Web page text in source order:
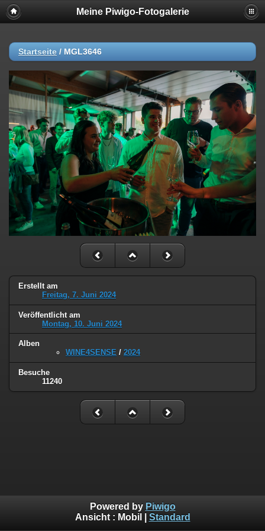
Meine Piwigo-Fotogalerie
Startseite / MGL3646
Erstellt am
Freitag, 7. Juni 2024
Veröffentlicht am
Montag, 10. Juni 2024
Alben
WINE4SENSE / 2024
Besuche
11240
Powered by Piwigo
Ansicht : Mobil Standard